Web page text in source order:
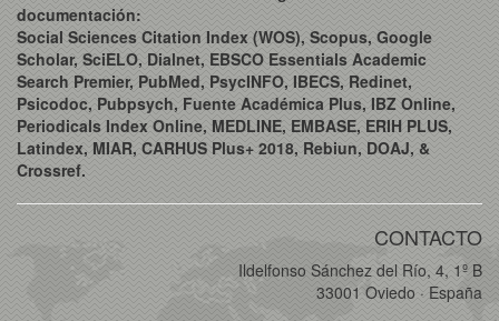
documentación:
Social Sciences Citation Index (WOS), Scopus, Google
Scholar, SciELO, Dialnet, EBSCO Essentials Academic
Search Premier, PubMed, PsycINFO, IBECS, Redinet,
Psicodoc, Pubpsych, Fuente Académica Plus, IBZ Online,
Periodicals Index Online, MEDLINE, EMBASE, ERIH PLUS,
Latindex, MIAR, CARHUS Plus+ 2018, Rebiun, DOAJ, &
Crossref.
CONTACTO
Ildelfonso Sánchez del Río, 4, 1º B
33001 Oviedo · España